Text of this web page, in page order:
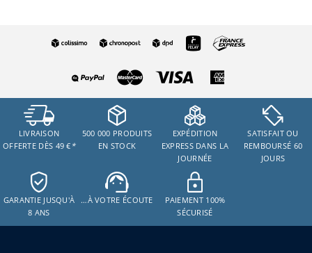
LIVRAISON
OFFERTE DÈS 49 € *
500 000 PRODUITS
EN STOCK
EXPÉDITION
EXPRESS DANS LA
JOURNÉE
SATISFAIT OU
REMBOURSÉ 60
JOURS
GARANTIE JUSQU'À
8 ANS
…À VOTRE ÉCOUTE
PAIEMENT 100%
SÉCURISÉ